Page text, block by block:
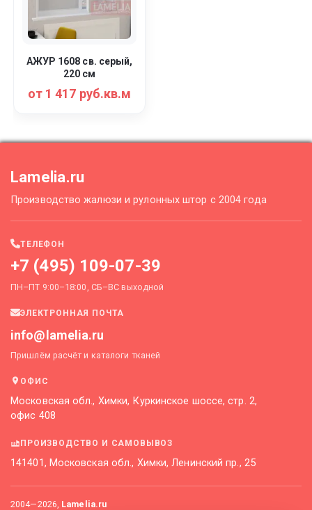
АЖУР 1608 св. серый,
220 см
от 1 417 руб.кв.м
Lamelia.ru
Производство жалюзи и рулонных штор с 2004 года
ТЕЛЕФОН
+7 (495) 109-07-39
ПН–ПТ 9:00–18:00, СБ–ВС выходной
ЭЛЕКТРОННАЯ ПОЧТА
info@lamelia.ru
Пришлём расчёт и каталоги тканей
ОФИС
Московская обл., Химки, Куркинское шоссе, стр. 2,
офис 408
ПРОИЗВОДСТВО И САМОВЫВОЗ
141401, Московская обл., Химки, Ленинский пр., 25
2004—2026 Lamelia.ru